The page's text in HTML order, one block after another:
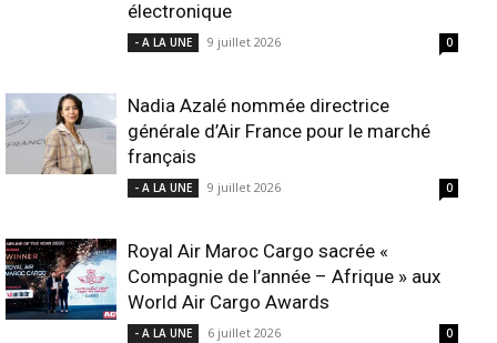
électronique
- A LA UNE 9 juillet 2026 0
Nadia Azalé nommée directrice
générale d’Air France pour le marché
français
- A LA UNE 9 juillet 2026 0
Royal Air Maroc Cargo sacrée «
Compagnie de l’année – Afrique » aux
World Air Cargo Awards
- A LA UNE 6 juillet 2026 0